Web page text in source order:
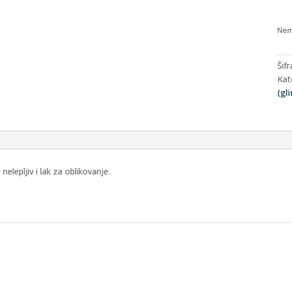
i lak za oblikovanje.